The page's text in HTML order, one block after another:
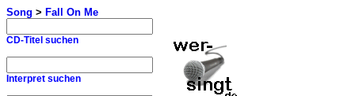
Song > Fall On Me
CD-Titel suchen
Interpret suchen